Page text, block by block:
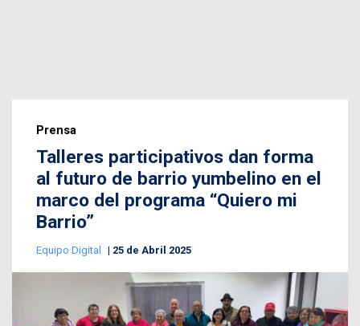
Prensa
Talleres participativos dan forma
al futuro de barrio yumbelino en el
marco del programa “Quiero mi
Barrio”
Equipo Digital 25 de Abril 2025